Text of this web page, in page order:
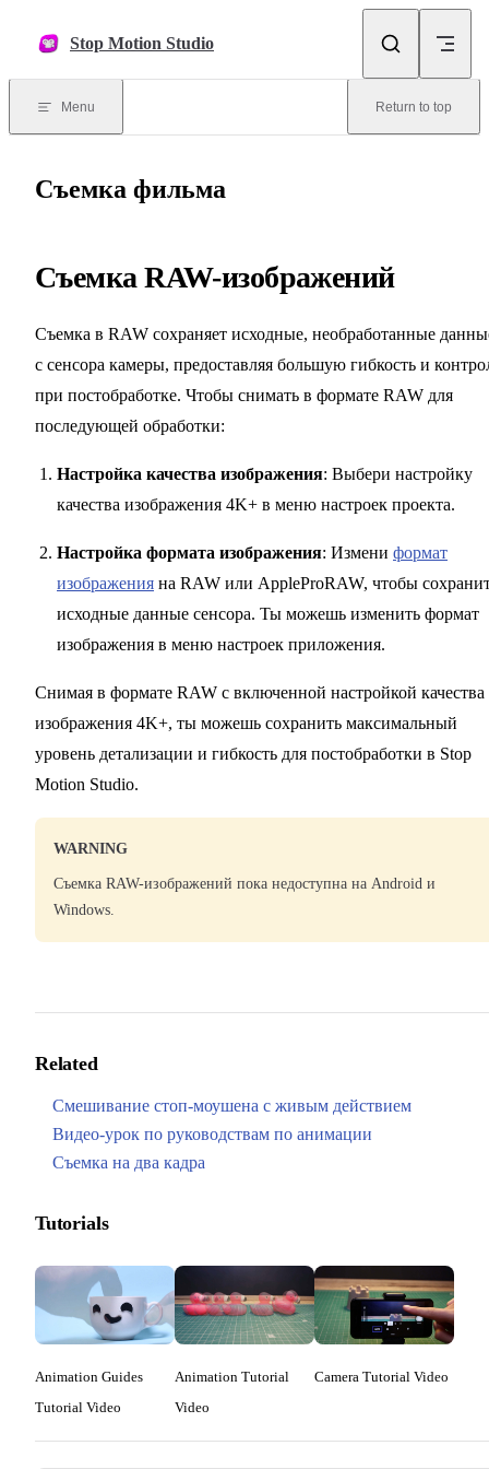
Stop Motion Studio
Menu Return to top
Съемка фильма
Съемка RAW-изображений
Съемка в RAW сохраняет исходные, необработанные
с сенсора камеры, предоставляя большую гибкость и
при постобработке. Чтобы снимать в формате RAW для
последующей обработки:
Настройка качества изображения: Выбери настройку
качества изображения 4K+ в меню настроек проекта.
Настройка формата изображения: Измени формат
изображения на RAW или AppleProRAW, чтобы
исходные данные сенсора. Ты можешь изменить формат
изображения в меню настроек приложения.
Снимая в формате RAW с включенной настройкой качества
изображения 4K+, ты можешь сохранить максимальный
уровень детализации и гибкость для постобработки в Stop
Motion Studio.
WARNING
Съемка RAW-изображений пока недоступна на Android и
Windows.
Related
Смешивание стоп-моушена с живым действием
Видео-урок по руководствам по анимации
Съемка на два кадра
Tutorials
Animation Guides
Tutorial Video
Animation Tutorial
Video
Camera Tutorial Video